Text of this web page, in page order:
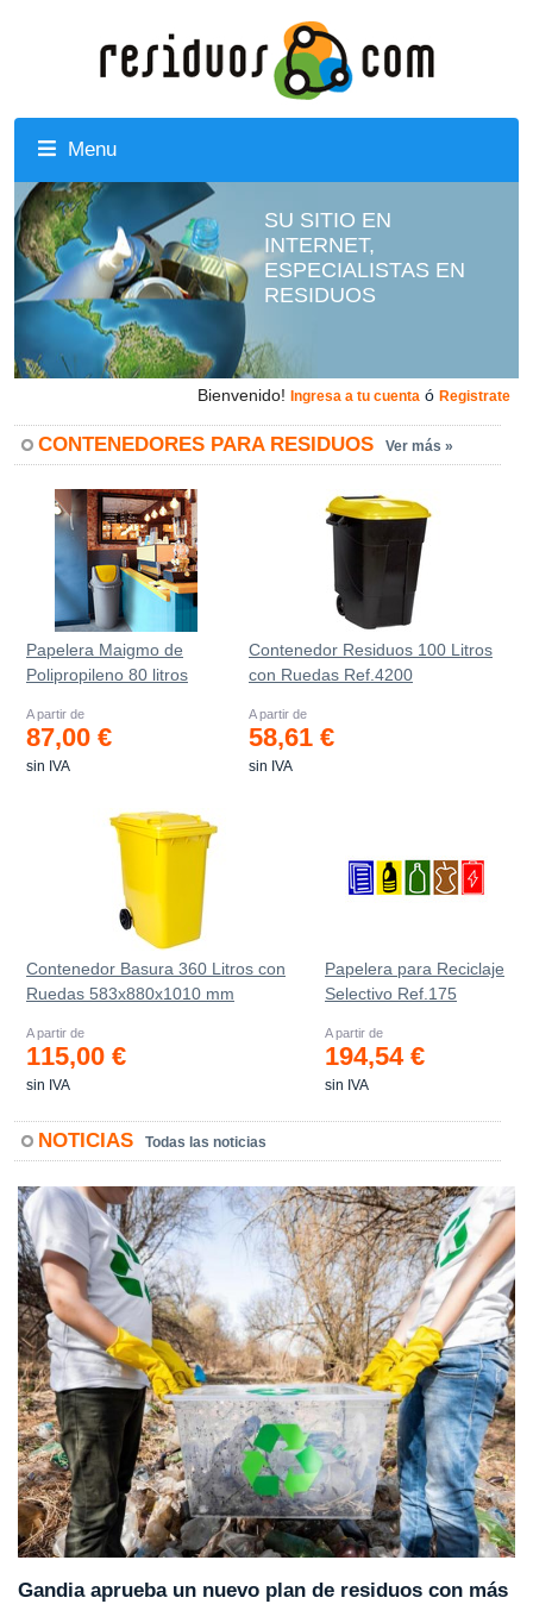
Menu
SU SITIO EN
INTERNET,
ESPECIALISTAS EN
RESIDUOS
Bienvenido! Ingresa a tu cuenta ó Registrate
CONTENEDORES PARA RESIDUOS Ver más »
Papelera Maigmo de
Polipropileno 80 litros
A partir de
87,00 €
sin IVA
Contenedor Residuos 100 Litros
con Ruedas Ref.4200
A partir de
58,61 €
sin IVA
Contenedor Basura 360 Litros con
Ruedas 583x880x1010 mm
A partir de
115,00 €
sin IVA
Papelera para Reciclaje
Selectivo Ref.175
A partir de
194,54 €
sin IVA
NOTICIAS Todas las noticias
Gandia aprueba un nuevo plan de residuos con más